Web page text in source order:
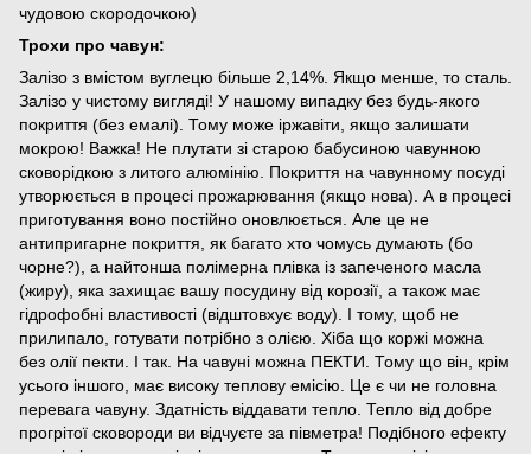
чудовою скородочкою)
Трохи про чавун:
Залізо з вмістом вуглецю більше 2,14%. Якщо менше, то сталь.
Залізо у чистому вигляді! У нашому випадку без будь-якого
покриття (без емалі). Тому може іржавіти, якщо залишати
мокрою! Важка! Не плутати зі старою бабусиною чавунною
сковорідкою з литого алюмінію. Покриття на чавунному посуді
утворюється в процесі прожарювання (якщо нова). А в процесі
приготування воно постійно оновлюється. Але це не
антипригарне покриття, як багато хто чомусь думають (бо
чорне?), а найтонша полімерна плівка із запеченого масла
(жиру), яка захищає вашу посудину від корозії, а також має
гідрофобні властивості (відштовхує воду). І тому, щоб не
прилипало, готувати потрібно з олією. Хіба що коржі можна
без олії пекти. І так. На чавуні можна ПЕКТИ. Тому що він, крім
усього іншого, має високу теплову емісію. Це є чи не головна
перевага чавуну. Здатність віддавати тепло. Тепло від добре
прогрітої сковороди ви відчуєте за півметра! Подібного ефекту